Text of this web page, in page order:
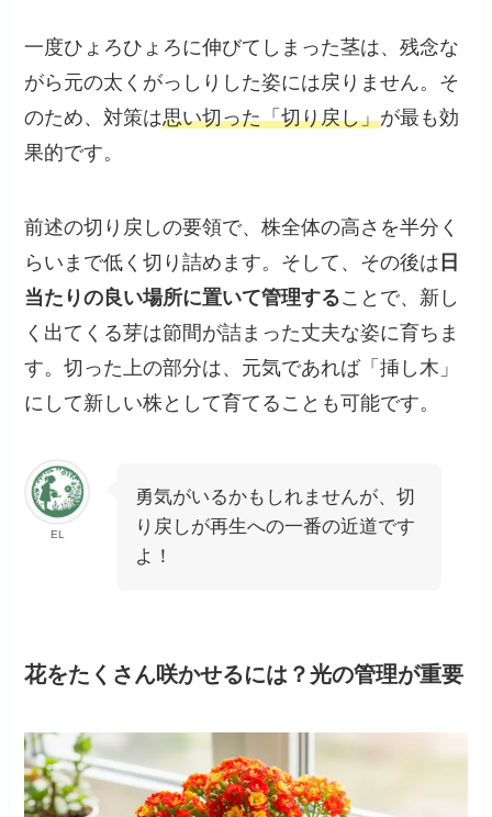
一度ひょろひょろに伸びてしまった茎は、残念な
がら元の太くがっしりした姿には戻りません。そ
のため、対策は思い切った「切り戻し」が最も効
果的です。
前述の切り戻しの要領で、株全体の高さを半分く
らいまで低く切り詰めます。そして、その後は 日
当たりの良い場所に置いて管理することで、新し
く出てくる芽は節間が詰まった丈夫な姿に育ちま
す。切った上の部分は、元気であれば「挿し木」
にして新しい株として育てることも可能です。
EL
勇気がいるかもしれませんが、切
り戻しが再生への一番の近道です
よ！
花をたくさん咲かせるには？光の管理が重要